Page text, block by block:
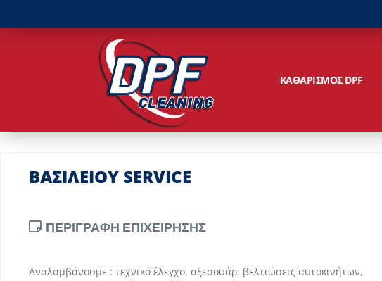
ΚΑΘΑΡΙΣΜΟΣ DPF
ΒΑΣΙΛΕΙΟΥ SERVICE
ΠΕΡΙΓΡΑΦΗ ΕΠΙΧΕΙΡΗΣΗΣ
Αναλαμβάνουμε : τεχνικό έλεγχο, αξεσουάρ, βελτιώσεις αυτοκινήτων,